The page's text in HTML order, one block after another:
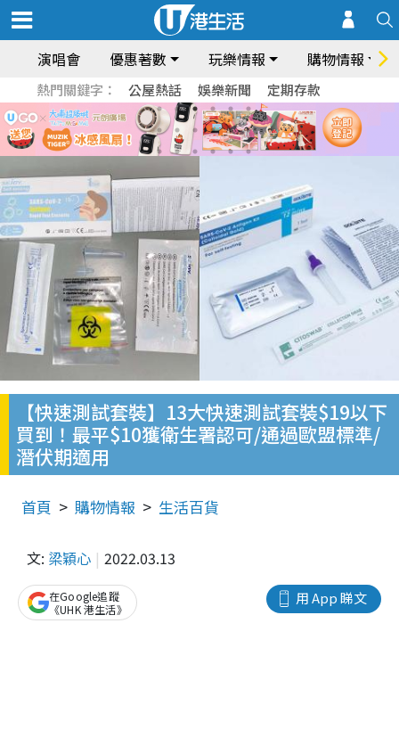
演唱會 優惠著數 玩樂情報 購物情報
熱門關鍵字： 公屋熱話 娛樂新聞 定期存款
【快速測試套裝】13大快速測試套裝$19以下
買到！最平$10獲衛生署認可/通過歐盟標準/
潛伏期適用
首頁 購物情報 生活百貨
文: 梁穎心 2022.03.13
用 App 睇文
在Google追蹤
《UHK 港生活》